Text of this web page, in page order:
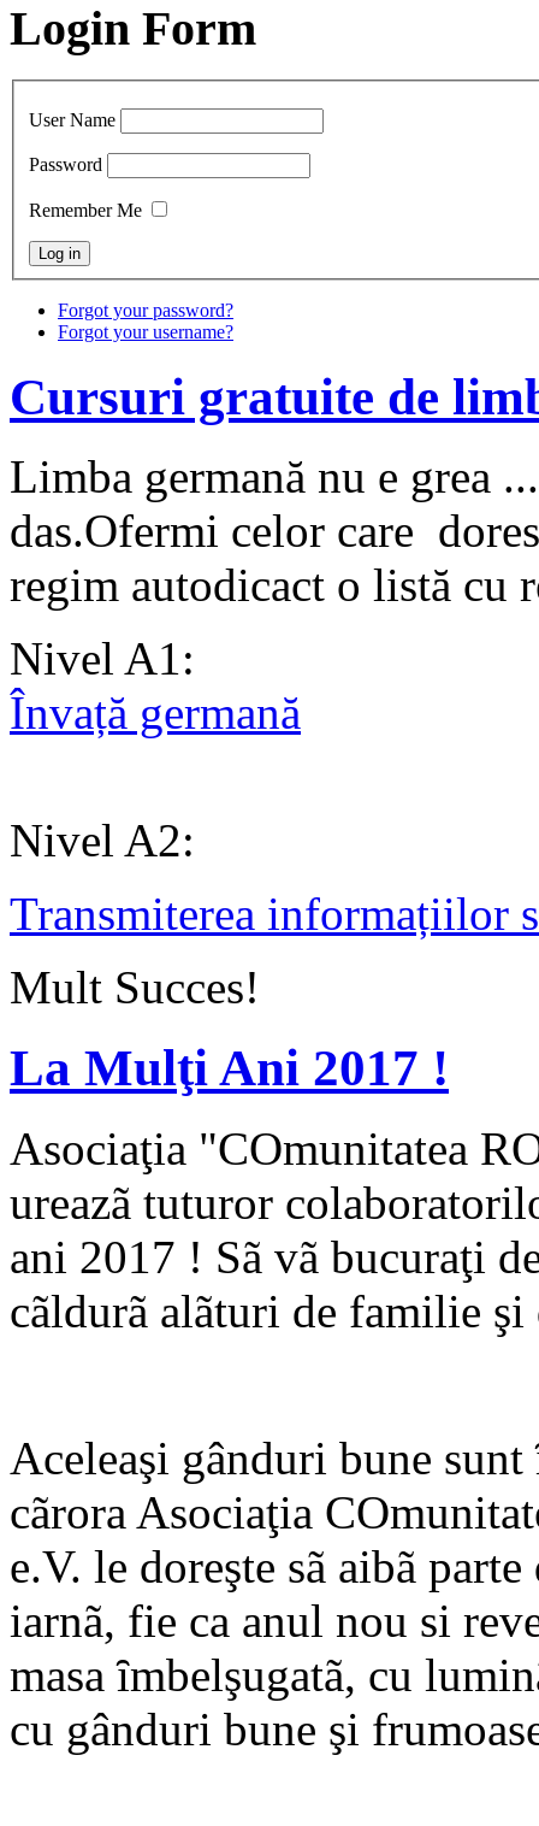
Login Form
User Name
Password
Remember Me
Forgot your password?
Forgot your username?
Cursuri gratuite de
Limba germană nu e grea
das.Ofermi celor care
regim autodicact o listă cu
Nivel A1:
Învață germană
Nivel A2:
Transmiterea informațiilor
Mult Succes!
La Mulţi Ani 2017 !
Asociaţia "COmunitatea
ureazã tuturor
ani 2017 ! Sã vã bucuraţi
cãldurã alãturi de familie
Aceleaşi gânduri bune
cãrora Asociaţia
e.V. le doreşte sã aibã
iarnã, fie ca anul nou si
masa ȋmbelşugatã, cu
cu gânduri bune şi